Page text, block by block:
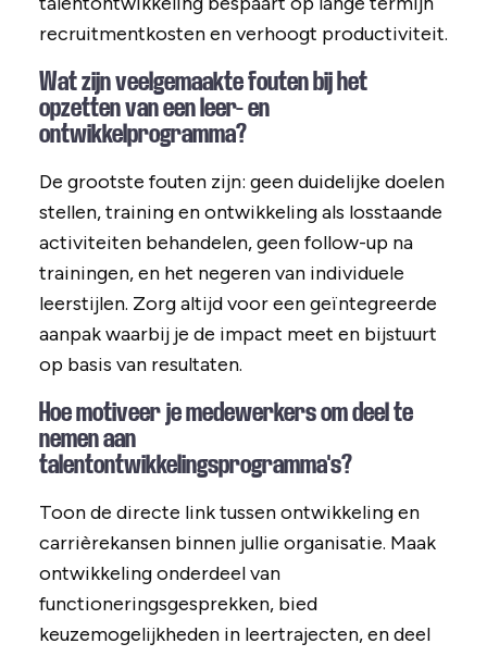
recruitmentkosten en verhoogt productiviteit.
Wat zijn veelgemaakte fouten bij het
opzetten van een leer- en
ontwikkelprogramma?
De grootste fouten zijn: geen duidelijke doelen
stellen, training en ontwikkeling als losstaande
activiteiten behandelen, geen follow-up na
trainingen, en het negeren van individuele
leerstijlen. Zorg altijd voor een geïntegreerde
aanpak waarbij je de impact meet en bijstuurt
op basis van resultaten.
Hoe motiveer je medewerkers om deel te
nemen aan
talentontwikkelingsprogramma's?
Toon de directe link tussen ontwikkeling en
carrièrekansen binnen jullie organisatie. Maak
ontwikkeling onderdeel van
functioneringsgesprekken, bied
keuzemogelijkheden in leertrajecten, en deel